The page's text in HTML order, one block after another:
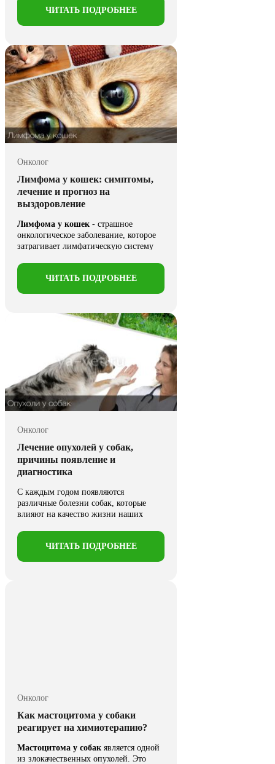
ЧИТАТЬ ПОДРОБНЕЕ
Онколог
Лимфома у кошек: симптомы,
лечение и прогноз на
выздоровление
Лимфома у кошек - страшное
онкологическое заболевание, которое
затрагивает лимфатическую систему
ЧИТАТЬ ПОДРОБНЕЕ
Онколог
Лечение опухолей у собак,
причины появление и
диагностика
С каждым годом появляются
различные болезни собак, которые
влияют на качество жизни наших
ЧИТАТЬ ПОДРОБНЕЕ
Онколог
Как мастоцитома у собаки
реагирует на химиотерапию?
Мастоцитома у собак является одной
из злокачественных опухолей. Это